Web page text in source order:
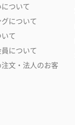
ついて
について
て
について
文・法人のお客